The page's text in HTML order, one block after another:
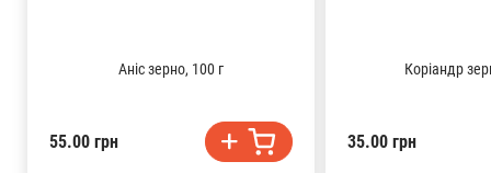
Аніс зерно, 100 г
55.00 грн
Коріандр
35.00 грн